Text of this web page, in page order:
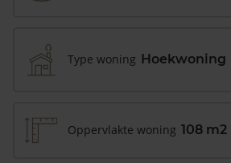
Type woning Hoekwoning
Oppervlakte woning 108 m2